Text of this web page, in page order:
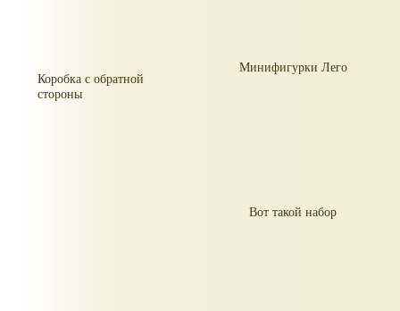
Коробка с обратной
стороны
Минифигурки Лего
Вот такой набор